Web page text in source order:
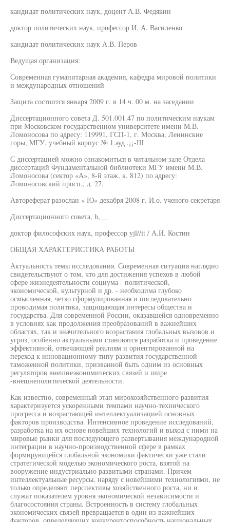
кандидат политических наук, доцент А.В. Федякин
доктор политических наук, профессор И. А. Василенко
кандидат политических наук А.В. Перов
Ведущая организация:
Современная гуманитарная академия, кафедра мировой политики
и международных отношений
Защита состоится января 2009 г. в 14 ч. 00 м. на заседании
Диссертационного совета Д. 501.001.47 по политическим наукам
при Московском государственном университете имени М.В.
Ломоносова по адресу: 119991, ГСП-1, г. Москва, Ленинские
горы, МГУ, учебный корпус № 1.ауд .¡¡-Ш
С диссертацией можно ознакомиться в читальном зале Отдела
диссертаций Фундаментальной библиотеки МГУ имени М.В.
Ломоносова (сектор «А», 8-й этаж, к. 812) по адресу:
Ломоносовский просп., д. 27.
Автореферат разослан « Ю» декабря 2008 г. И.о. ученого секретаря
Диссертационного совета, h,__
доктор философских наук, профессор yjl//it / А.И. Костин
ОБЩАЯ ХАРАКТЕРИСТИКА РАБОТЫ
Актуальность темы исследования. Современная ситуация наглядно
свидетельствуют о том, что для достижения успехов в любой
сфере жизнедеятельности социума - политической,
экономической, культурной и др. - необходима глубоко
осмысленная, четко сформулированная и последовательно
проводимая политика, защищающая интересы общества и
государства. Для современной России, оказавшейся одновременно
в условиях как продолжения преобразований в важнейших
областях, так и значительного возрастания глобальных вызовов и
угроз, особенно актуальными становятся разработка и проведение
эффективной, отвечающей реалиям и ориентированной на
переход к инновационному типу развития государственной
таможенной политики, призванной быть одним из основных
регуляторов внешнеэкономических связей и шире
-внешнеполитической деятельности.
Как известно, современный этап мирохозяйственного развития
характеризуется ускоренными темпами научно-технического
прогресса и возрастающей интеллектуализацией основных
факторов производства. Интенсивное проведение исследований,
разработка на их основе новейших технологий и выход с ними на
мировые рынки для последующего развертывания международной
интеграции в научно-производственной сфере в рамках
формирующейся глобальной экономики фактически уже стали
стратегической моделью экономического роста, взятой на
вооружение индустриально развитыми странами. Причем
интеллектуальные ресурсы, наряду с новейшими технологиями, не
только определяют перспективы хозяйственного роста, ни и
служат показателем уровня экономической независимости и
благосостояния страны. Встроенность в систему глобальных
экономических связей превращается в один из важнейших